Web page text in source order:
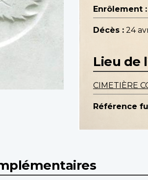
Enrôlement :
Décès : 24
Lieu de
CIMETIÈRE
Référence